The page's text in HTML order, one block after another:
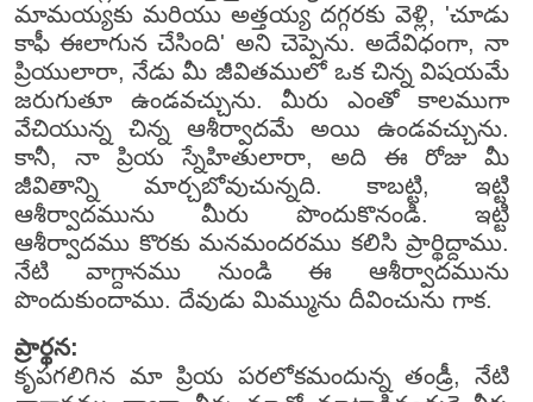
మామయ్యకు మరియు అత్తయ్య దగ్గరకు వెళ్లి, 'చూడు
కాఫీ ఈలాగున చేసింది' అని చెప్పెను. అదేవిధంగా, నా
ప్రియులారా, నేడు మీ జీవితములో ఒక చిన్న విషయమే
జరుగుతూ ఉండవచ్చును. మీరు ఎంతో కాలముగా
వేచియున్న చిన్న ఆశీర్వాదమే అయి ఉండవచ్చును.
కానీ, నా ప్రియ స్నేహితులారా, అది ఈ రోజు మీ
జీవితాన్ని మార్చబోవుచున్నది. కాబట్టి, ఇట్టి
ఆశీర్వాదమును మీరు పొందుకొనండి. ఇట్టి
ఆశీర్వాదము కొరకు మనమందరము కలిసి ప్రార్థిద్దాము.
నేటి వాగ్దానము నుండి ఈ ఆశీర్వాదమును
పొందుకుందాము. దేవుడు మిమ్మును దీవించును గాక.
ప్రార్థన:
కృపగలిగిన మా ప్రియ పరలోకమందున్న తండ్రీ, నేటి